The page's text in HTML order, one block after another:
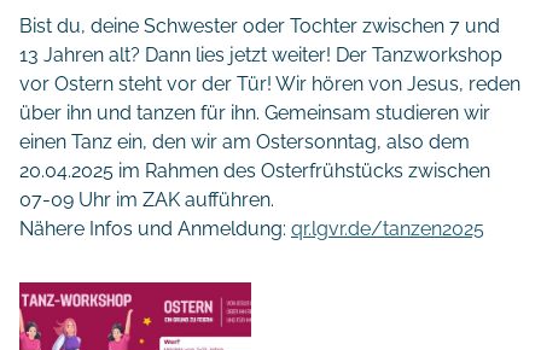
Bist du, deine Schwester oder Tochter zwischen 7 und
13 Jahren alt? Dann lies jetzt weiter! Der Tanzworkshop
vor Ostern steht vor der Tür! Wir hören von Jesus, reden
über ihn und tanzen für ihn. Gemeinsam studieren wir
einen Tanz ein, den wir am Ostersonntag, also dem
20.04.2025 im Rahmen des Osterfrühstücks zwischen
07-09 Uhr im ZAK aufführen.
Nähere Infos und Anmeldung: qr.lgvr.de/tanzen2025